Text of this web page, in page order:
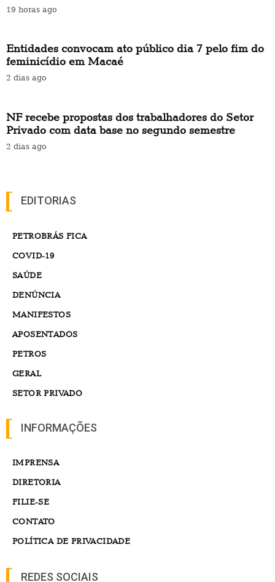
19 horas ago
Entidades convocam ato público dia 7 pelo fim do
feminicídio em Macaé
2 dias ago
NF recebe propostas dos trabalhadores do Setor
Privado com data base no segundo semestre
2 dias ago
EDITORIAS
PETROBRÁS FICA
COVID-19
SAÚDE
DENÚNCIA
MANIFESTOS
APOSENTADOS
PETROS
GERAL
SETOR PRIVADO
INFORMAÇÕES
IMPRENSA
DIRETORIA
FILIE-SE
CONTATO
POLÍTICA DE PRIVACIDADE
REDES SOCIAIS